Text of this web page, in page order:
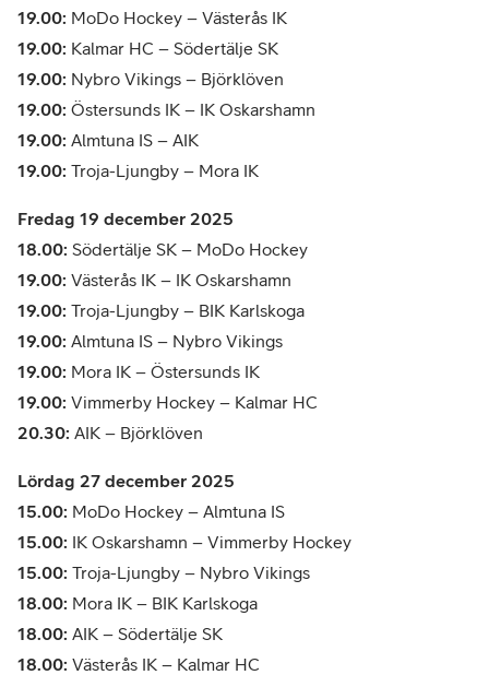
19.00: MoDo Hockey – Västerås IK
19.00: Kalmar HC – Södertälje SK
19.00: Nybro Vikings – Björklöven
19.00: Östersunds IK – IK Oskarshamn
19.00: Almtuna IS – AIK
19.00: Troja-Ljungby – Mora IK
Fredag 19 december 2025
18.00: Södertälje SK – MoDo Hockey
19.00: Västerås IK – IK Oskarshamn
19.00: Troja-Ljungby – BIK Karlskoga
19.00: Almtuna IS – Nybro Vikings
19.00: Mora IK – Östersunds IK
19.00: Vimmerby Hockey – Kalmar HC
20.30: AIK – Björklöven
Lördag 27 december 2025
15.00: MoDo Hockey – Almtuna IS
15.00: IK Oskarshamn – Vimmerby Hockey
15.00: Troja-Ljungby – Nybro Vikings
18.00: Mora IK – BIK Karlskoga
18.00: AIK – Södertälje SK
18.00: Västerås IK – Kalmar HC